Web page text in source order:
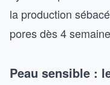
la production
pores dès 4
Peau sensible :